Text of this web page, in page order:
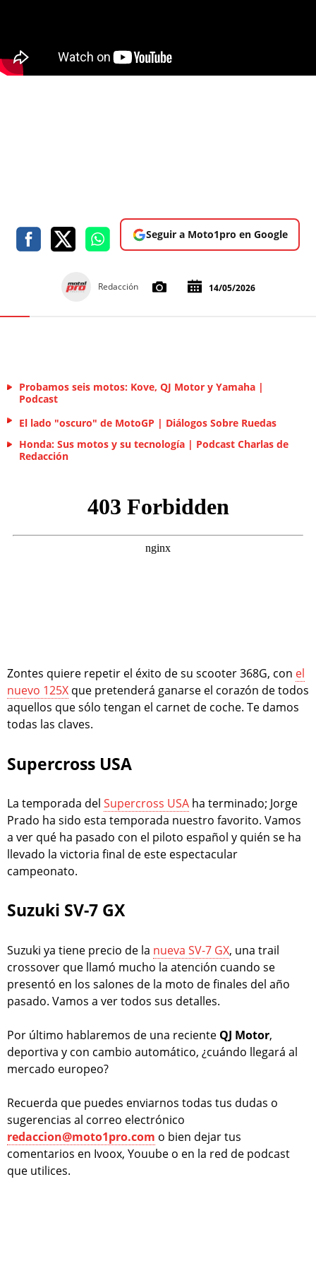
Seguir a Moto1pro en Google
Redacción 14/05/2026
Probamos seis motos: Kove, QJ Motor y Yamaha |
Podcast
El lado "oscuro" de MotoGP | Diálogos Sobre Ruedas
Honda: Sus motos y su tecnología | Podcast Charlas de
Redacción
Zontes quiere repetir el éxito de su scooter 368G, con el
nuevo 125X que pretenderá ganarse el corazón de todos
aquellos que sólo tengan el carnet de coche. Te damos
todas las claves.
Supercross USA
La temporada del Supercross USA ha terminado; Jorge
Prado ha sido esta temporada nuestro favorito. Vamos
a ver qué ha pasado con el piloto español y quién se ha
llevado la victoria final de este espectacular
campeonato.
Suzuki SV-7 GX
Suzuki ya tiene precio de la nueva SV-7 GX, una trail
crossover que llamó mucho la atención cuando se
presentó en los salones de la moto de finales del año
pasado. Vamos a ver todos sus detalles.
Por último hablaremos de una reciente QJ Motor,
deportiva y con cambio automático, ¿cuándo llegará al
mercado europeo?
Recuerda que puedes enviarnos todas tus dudas o
sugerencias al correo electrónico
redaccion@moto1pro.com o bien dejar tus
comentarios en Ivoox, Youube o en la red de podcast
que utilices.